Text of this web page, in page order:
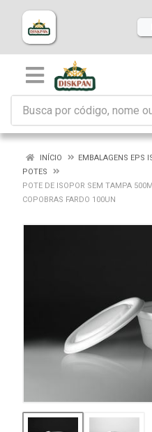
INÍCIO
EMBALAGENS EPS
POTES
POTE DE ISOPOR SEM TAMPA
COPOBRAS FARDO 100UN